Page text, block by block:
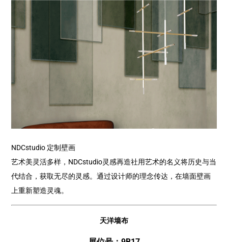
NDCstudio 定制壁画
艺术美灵活多样，NDCstudio灵感再造社用艺术的名义将历史与当
代结合，获取无尽的灵感。通过设计师的理念传达，在墙面壁画
上重新塑造灵魂。
天洋墙布